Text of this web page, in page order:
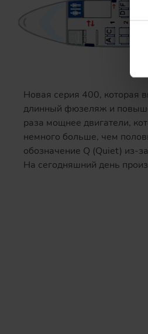
Новая серия 400, которая
длинный фюзеляж и
раза мощнее двигатели,
немного больше, чем
обозначение Q (Quiet) из-
На сегодняшний день